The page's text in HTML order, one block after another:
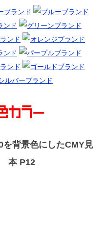
を背景色にしたCMY見
本 P12